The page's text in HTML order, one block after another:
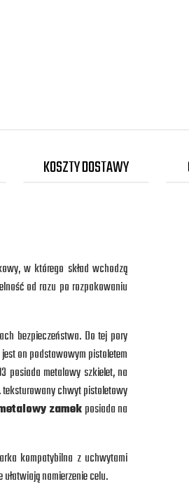
KOSZTY DOSTAWY
w którego skład wchodzą
od razu po rozpakowaniu
bezpieczeństwa. Do tej pory
on podstawowym pistoletem
posiada metalowy szkielet, na
teksturowany chwyt pistoletowy
zamekposiada na
kompatybilna z uchwytami
namierzenie celu.